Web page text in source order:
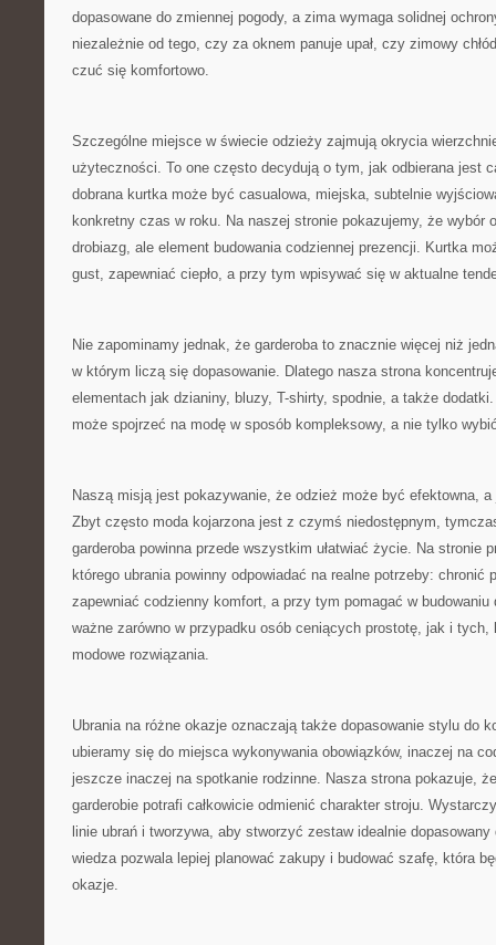
dopasowane do zmiennej pogody, a zima wymaga solidnej
niezależnie od tego, czy za oknem panuje upał, czy zimowy
czuć się komfortowo.
Szczególne miejsce w świecie odzieży zajmują okrycia
użyteczności. To one często decydują o tym, jak odbierana jest
dobrana kurtka może być casualowa, miejska, subtelnie
konkretny czas w roku. Na naszej stronie pokazujemy, że wybór
drobiazg, ale element budowania codziennej prezencji. Kurtka
gust, zapewniać ciepło, a przy tym wpisywać się w aktualne
Nie zapominamy jednak, że garderoba to znacznie więcej niż
w którym liczą się dopasowanie. Dlatego nasza strona
elementach jak dzianiny, bluzy, T-shirty, spodnie, a także
może spojrzeć na modę w sposób kompleksowy, a nie tylko
Naszą misją jest pokazywanie, że odzież może być efektowna,
Zbyt często moda kojarzona jest z czymś niedostępnym,
garderoba powinna przede wszystkim ułatwiać życie. Na stronie
którego ubrania powinny odpowiadać na realne potrzeby: chronić
zapewniać codzienny komfort, a przy tym pomagać w budowaniu
ważne zarówno w przypadku osób ceniących prostotę, jak i tych,
modowe rozwiązania.
Ubrania na różne okazje oznaczają także dopasowanie stylu do
ubieramy się do miejsca wykonywania obowiązków, inaczej na
jeszcze inaczej na spotkanie rodzinne. Nasza strona pokazuje,
garderobie potrafi całkowicie odmienić charakter stroju.
linie ubrań i tworzywa, aby stworzyć zestaw idealnie
wiedza pozwala lepiej planować zakupy i budować szafę, która
okazje.